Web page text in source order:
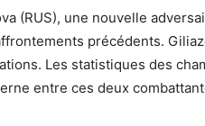
(RUS), une nouvelle
précédents.
Les statistiques des
entre ces deux